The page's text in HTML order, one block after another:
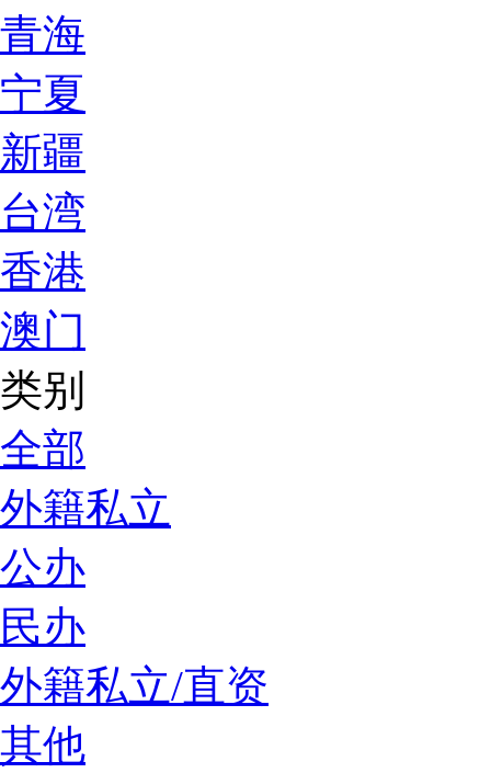
青海
宁夏
新疆
台湾
香港
澳门
类别
全部
外籍私立
公办
民办
外籍私立/直资
其他